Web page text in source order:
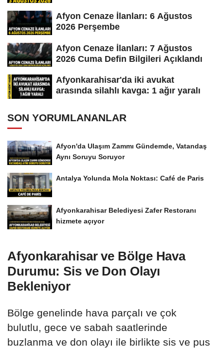
Afyon Cenaze İlanları: 6 Ağustos
2026 Perşembe
Afyon Cenaze İlanları: 7 Ağustos
2026 Cuma Defin Bilgileri Açıklandı
Afyonkarahisar'da iki avukat
arasında silahlı kavga: 1 ağır yaralı
SON YORUMLANANLAR
Afyon'da Ulaşım Zammı Gündemde, Vatandaş
Aynı Soruyu Soruyor
Antalya Yolunda Mola Noktası: Café de Paris
Afyonkarahisar Belediyesi Zafer Restoranı
hizmete açıyor
Afyonkarahisar ve Bölge Hava
Durumu: Sis ve Don Olayı
Bekleniyor
Bölge genelinde hava parçalı ve çok
bulutlu, gece ve sabah saatlerinde
buzlanma ve don olayı ile birlikte sis ve pus